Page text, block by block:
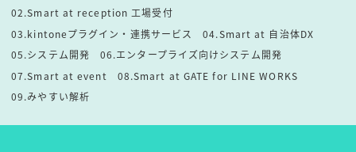
02.Smart at reception 工場受付
03.kintoneプラグイン・連携サービス
04.Smart at 自治体DX
05.システム開発
06.エンタープライズ向けシステム開発
07.Smart at event
08.Smart at GATE for LINE WORKS
09.みやすい解析